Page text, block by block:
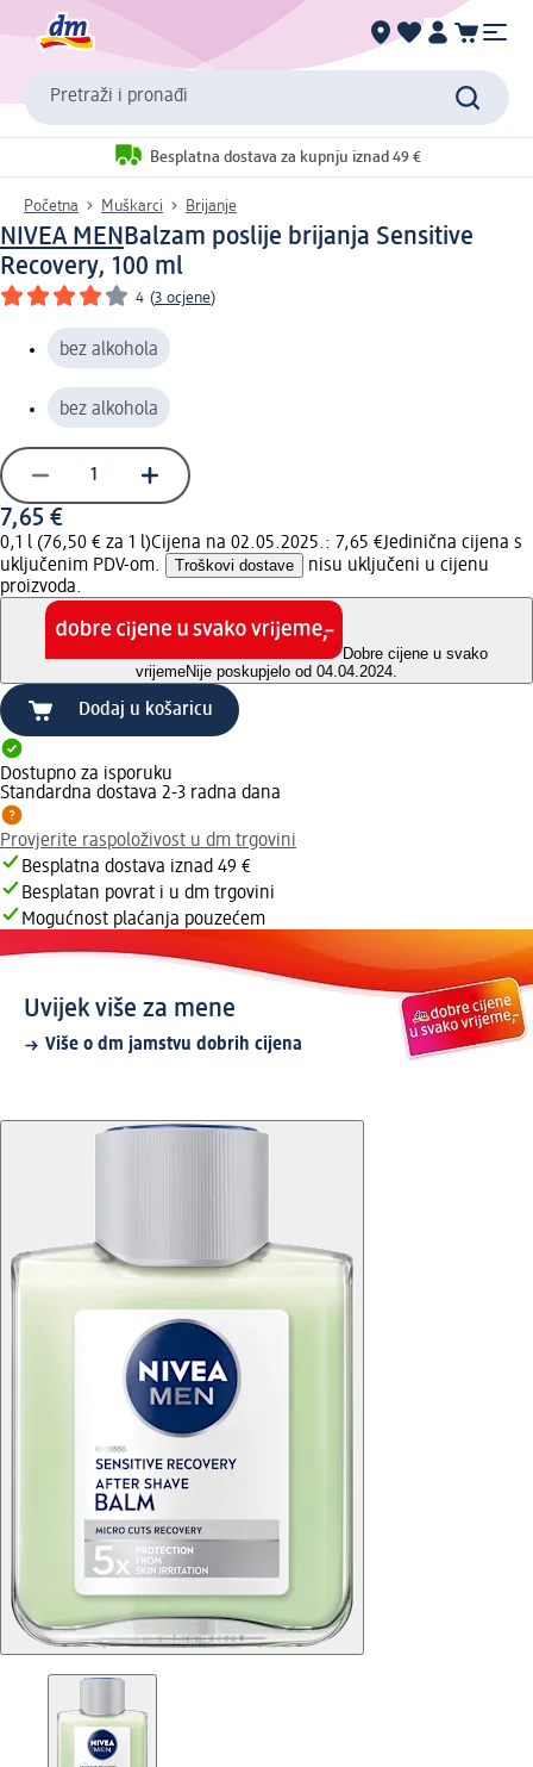
Pretraži i pronađi
Besplatna dostava za kupnju iznad 49 €
Početna Muškarci Brijanje
NIVEA MENBalzam poslije brijanja Sensitive
Recovery, 100 ml
4 (3 ocjene)
bez alkohola
bez alkohola
7,65 €
0,1 l (76,50 € za 1 l)Cijena na 02.05.2025.: 7,65 €Jedinična cijena s
uključenim PDV-om.
Troškovi dostave
nisu uključeni u cijenu
proizvoda.
Dobre cijene u svako
vrijemeNije poskupjelo od 04.04.2024.
Dodaj u košaricu
Dostupno za isporuku
Standardna dostava 2-3 radna dana
Provjerite raspoloživost u dm trgovini
Besplatna dostava iznad 49 €
Besplatan povrat i u dm trgovini
Mogućnost plaćanja pouzećem
Uvijek više za mene
Više o dm jamstvu dobrih cijena